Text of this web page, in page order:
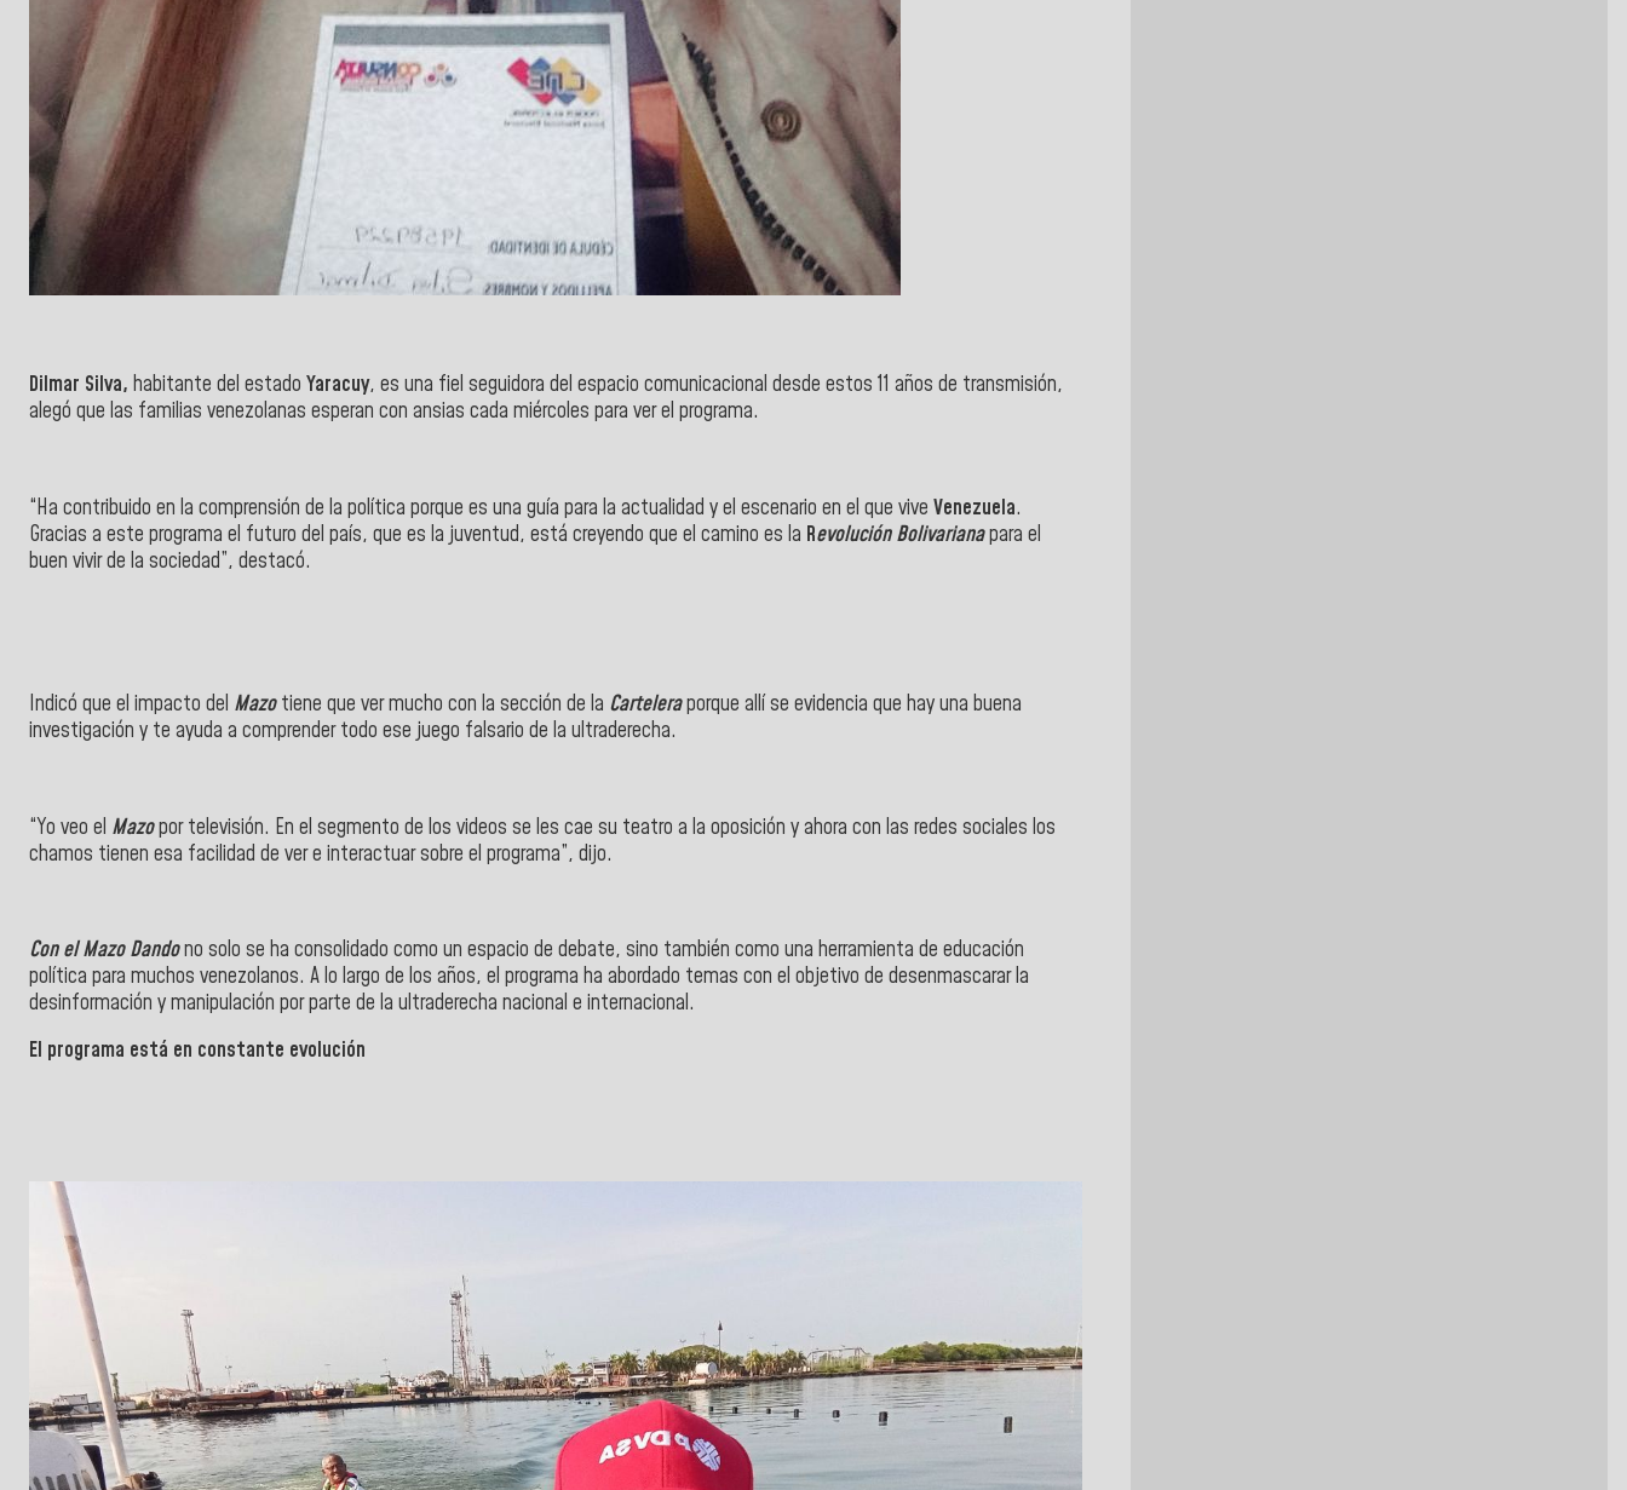
Dilmar Silva, habitante del estado Yaracuy, es una fiel seguidora del espacio comunicacional desde estos 11 años de transmisión,
alegó que las familias venezolanas esperan con ansias cada miércoles para ver el programa.
“Ha contribuido en la comprensión de la política porque es una guía para la actualidad y el escenario en el que vive Venezuela.
Gracias a este programa el futuro del país, que es la juventud, está creyendo que el camino es la Revolución Bolivarianapara el
buen vivir de la sociedad”, destacó.
Indicó que el impacto del Mazotiene que ver mucho con la sección de la Carteleraporque allí se evidencia que hay una buena
investigación y te ayuda a comprender todo ese juego falsario de la ultraderecha.
“Yo veo el Mazopor televisión. En el segmento de los videos se les cae su teatro a la oposición y ahora con las redes sociales los
chamos tienen esa facilidad de ver e interactuar sobre el programa”, dijo.
Con el Mazo Dandono solo se ha consolidado como un espacio de debate, sino también como una herramienta de educación
política para muchos venezolanos. A lo largo de los años, el programa ha abordado temas con el objetivo de desenmascarar la
desinformación y manipulación por parte de la ultraderecha nacional e internacional.
El programa está en constante evolución